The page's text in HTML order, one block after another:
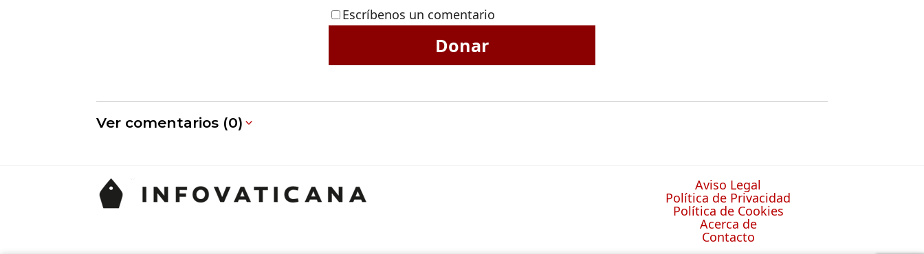
Escríbenos un comentario
Donar
Ver comentarios (0)
Aviso Legal
Política de Privacidad
Política de Cookies
Acerca de
Contacto